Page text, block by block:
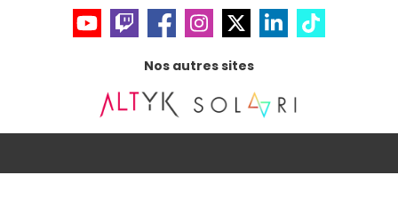
Nos autres sites